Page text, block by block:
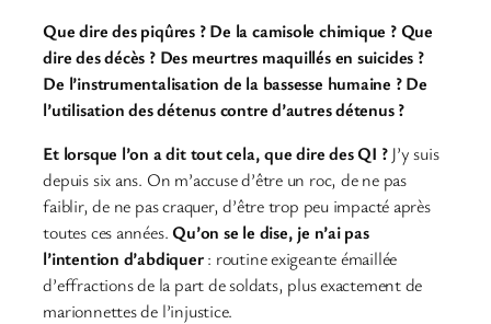
Que dire des piqûres ? De la camisole chimique ? Que
dire des décès ? Des meurtres maquillés en suicides ?
De l’instrumentalisation de la bassesse humaine ? De
l’utilisation des détenus contre d’autres détenus ?
Et lorsque l’on a dit tout cela, que dire des QI ?J’y suis
depuis six ans. On m’accuse d’être un roc, de ne pas
faiblir, de ne pas craquer, d’être trop peu impacté après
toutes ces années.Qu’on se le dise, je n’ai pas
l’intention d’abdiquer: routine exigeante émaillée
d’effractions de la part de soldats, plus exactement de
marionnettes de l’injustice.